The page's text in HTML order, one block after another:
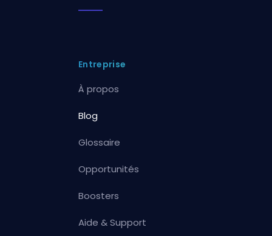
Entreprise
À propos
Blog
Glossaire
Opportunités
Boosters
Aide & Support